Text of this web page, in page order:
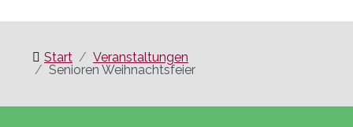
Start
Veranstaltungen
Senioren Weihnachtsfeier